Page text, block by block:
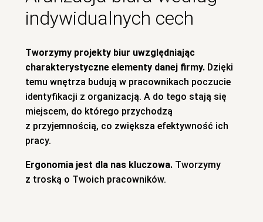
indywidualnych cech
Tworzymy projekty biur uwzględniając
charakterystyczne elementy danej firmy.Dzięki
temu wnętrza budują w pracownikach poczucie
identyfikacji z organizacją. A do tego stają się
miejscem, do którego przychodzą
z przyjemnością, co zwiększa efektywność ich
pracy.
Ergonomia jest dla nas kluczowa. Tworzymy
z troską o Twoich pracowników.